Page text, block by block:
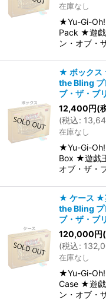
在庫なし
★Yu-Gi-Oh!
Pack ★遊戯
ン・オブ・
★ ボックス
the Bling プ
ブ・ザ・ブ
12,400円(
(税込:
在庫なし
★Yu-Gi-Oh!
Box ★遊戯
オブ・ザ・
★ ケース ★
the Bling プ
ブ・ザ・ブ
120,000円
(税込:
在庫なし
★Yu-Gi-Oh!
Case ★遊戯
ン・オブ・